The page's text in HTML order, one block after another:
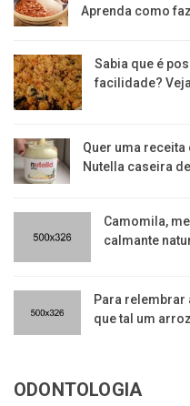
Aprenda como
Sabia que é
facilidade?
Quer uma receita
Nutella caseira
Camomila,
calmante
Para relembrar
que tal um
ODONTOLOGIA